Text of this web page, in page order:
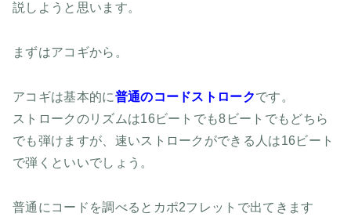
説しようと思います。
まずはアコギから。
アコギは基本的に普通のコードストロークです。
ストロークのリズムは16ビートでも8ビートでもどちら
でも弾けますが、速いストロークができる人は16ビート
で弾くといいでしょう。
普通にコードを調べるとカポ2フレットで出てきます